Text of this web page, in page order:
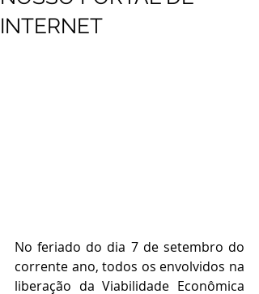
INTERNET
No feriado do dia 7 de setembro do
corrente ano, todos os envolvidos na
liberação da Viabilidade Econômica